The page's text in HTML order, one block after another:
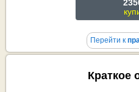
Перейти к
Краткое